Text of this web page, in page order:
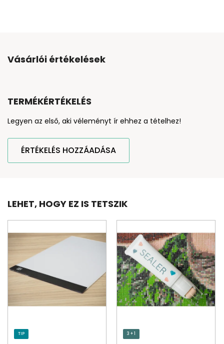
Vásárlói értékelések
TERMÉKÉRTÉKELÉS
Legyen az első, aki véleményt ír ehhez a tételhez!
ÉRTÉKELÉS HOZZÁADÁSA
LEHET, HOGY EZ IS TETSZIK
TIP 3 + 1